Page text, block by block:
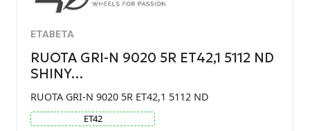
ETABETA
RUOTA GRI-N 9020 5R ET42,1 5112 ND
SHINY…
RUOTA GRI-N 9020 5R ET42,1 5112 ND
ET42